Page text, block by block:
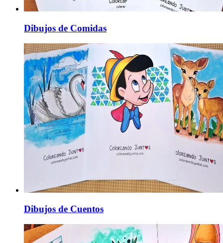
Dibujos de Comidas
Dibujos de Cuentos